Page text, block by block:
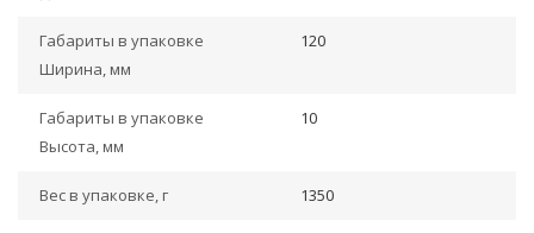
Габариты в упаковке
Ширина, мм
120
Габариты в упаковке
Высота, мм
10
Вес в упаковке, г 1350